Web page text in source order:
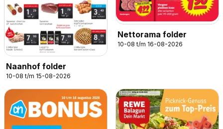
Naanhof folder
10-08 t/m 15-08-2026
Nettorama folder
10-08 t/m 16-08-2026